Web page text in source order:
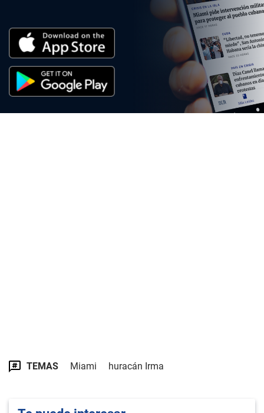
TEMAS Miami huracán Irma